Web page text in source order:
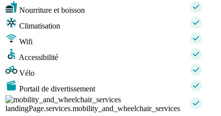
Nourriture et boisson
Climatisation
Wifi
Accessibilité
Vélo
Portail de divertissement
landingPage.services.mobility_and_wheelchair_services